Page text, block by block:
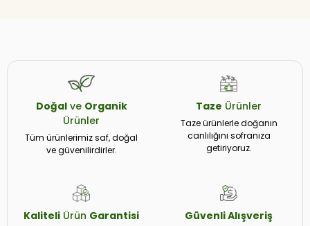
Doğalve Organik
Ürünler
Tüm ürünlerimiz saf, doğal
ve güvenilirdirler.
Taze Ürünler
Taze ürünlerle doğanın
canlılığını sofranıza
getiriyoruz.
Kaliteli Ürün Garantisi GüvenliAlışveriş